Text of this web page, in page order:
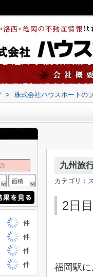
> 株式会社ハウスポートの
九州旅
カテゴリ：
2日
福岡駅に
面積
件
件
件
件